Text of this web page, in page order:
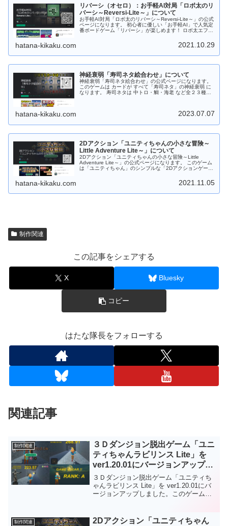
宝玉の他に特殊宝玉（２～３色変換）、跳玉（パンチ）、
妖玉があります。 「宝玉スキル：焔」は超強力！！発動す
ると同じ色の「宝玉」をまとめて消します。 Android版は
「Google Play ストア」からダウンロードしてから遊ぶこ
とができます。 Web版はダウンロードなしでＰＣのブラウ
ザで遊ぶことができます。 もちろんフリーソフトです。応
リバーシ（オセロ）：お手軽AI対局「ロボ太のリ
バーシ～Reversi-Lite～」について
お手軽AI対局「ロボ太のリバーシ～Reversi-Lite～」の公式
ページになります。 初心者に優しい「お手軽AI」で人気定
番ボードゲーム「リバーシ」が楽しめます！ ロボ太エフェ
はない要素あり！ あなたを飽きさせません！ 通勤・通学
中にサクッと短時間で遊べますので 是非是非、お試しくだ
ンシア）」が降臨します！ 今後も改良を加えて「ロボ太-
思っています。 Android版の場合は「Google Play スト
ア」からダウンロードしてから遊ぶことができます。 Web
版の場合はダウンロードなしでＰＣのブラウザで遊ぶこと
ができます。 もちろんフリーソフトです。応援、よろしく
hatana-kikaku.com 2021.10.29
神経衰弱「寿司ネタ絵合わせ」について
神経衰弱「寿司ネタ絵合わせ」の公式ページになります。
このゲームは カードが すべて「寿司ネタ」の神経衰弱 に
なります。 寿司ネタは 中トロ・鯛・海老 など全２３種。
ードは 「AIと記憶力勝負！」 難易度は 初級から上級。 ラ
す。 お寿司屋さんに出かける前にちょいプレイ！！ テン
ション・アゲアゲで出かけよう！！ Android版の場合は
「Google Play ストア」からダウンロードしてから遊ぶこ
とができます。 Web版の場合はダウンロードなしでＰＣの
ブラウザで遊ぶことができます。 もちろんフリーソフトで
す。応援、よろしくお願いします。
hatana-kikaku.com 2023.07.07
2Dアクション「ユニティちゃんの小さな冒険～
Little Adventure Lite～」について
2Dアクション「ユニティちゃんの小さな冒険～Little
Adventure Lite～」の公式ページになります。 このゲーム
は「ユニティちゃん」のシンプルな「2Dアクションゲー
う！ 道中には「ウニ？」「オポッサム」「大鷲」などのモ
ンスターがいっぱい！ジャンプしてよけてください。
hatana-kikaku.com 2021.11.05
制作関連
この記事をシェアする
X Bluesky
コピー
はたな隊長をフォローする
関連記事
制作関連
３Ｄダンジョン脱出ゲーム「ユニ
ティちゃんラビリンス Lite」を
ver1.20.01にバージョンアップし
ました。
３Ｄダンジョン脱出ゲーム「ユニティち
ゃんラビリンス Lite」を ver1.20.01にバ
ージョンアップしました。このゲームは
ンアップ内容は次のとおりになります。
制作関連
2Dアクション「ユニティちゃん